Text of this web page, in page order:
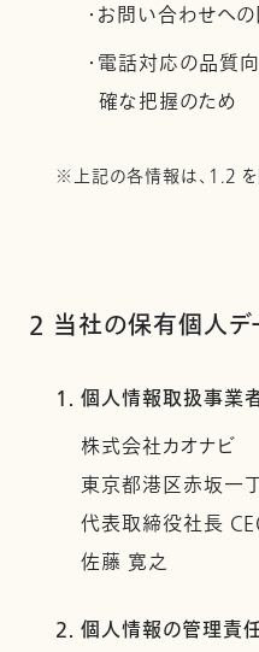
・お問い合わせへ
・電話対応の品質
確な把握のため
※上記の各情報は、1.2
2 当社の保有個人デ
1. 個人情報取扱事業
株式会社カオナビ
東京都港区赤坂一
代表取締役社長
佐藤 寛之
2. 個人情報の管理責